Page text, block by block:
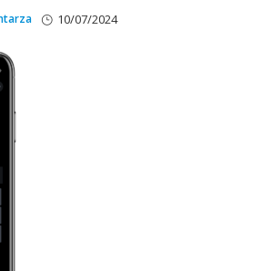
10/07/2024